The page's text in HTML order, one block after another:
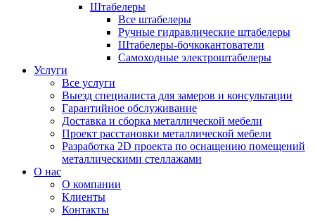
Штабелеры
Все штабелеры
Ручные гидравлические штабелеры
Штабелеры-бочкокантователи
Самоходные электроштабелеры
Услуги
Все услуги
Выезд специалиста для замеров и консультации
Гарантийное обслуживание
Доставка и сборка металлической мебели
Проект расстановки металлической мебели
Разработка 2D проекта по оснащению помещений
металлическими стеллажами
О нас
О компании
Клиенты
Контакты